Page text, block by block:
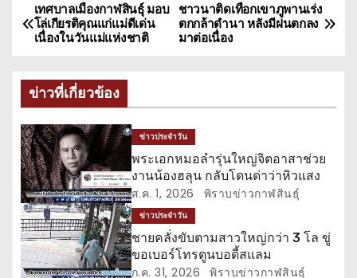
แ
น
ะ
แ
น
ว
เ
รื่
ชาวนาติดเทือกเขาภูพานเร่ง
ตกกล้าดำนา หลังมีฝนตกลง
มาต่อเนื่อง
เทศบาลเมืองกาฬสินธุ์ มอบ
โล่เกียรติคุณแก่แม่ดีเด่น
เนื่องในวันแม่แห่งชาติ
ข่าวที่เกี่ยวข้อง
ข่าวประจำวัน
พระเอกหมอลำรุ่นใหญ่จิตอาสาช่วย
งานน้องฮลุน กลับโดนด่าว่าหิวแสง
ส.ค. 1, 2026 พิราบข่าวกาฬสินธุ์
ข่าวประจำวัน
ชายคลั่งขับตามสาวใหญ่กว่า 3 โล ขู่
ขอเบอร์โทรตูนบอดี้สแลม
ก.ค. 31, 2026 พิราบข่าวกาฬสินธุ์